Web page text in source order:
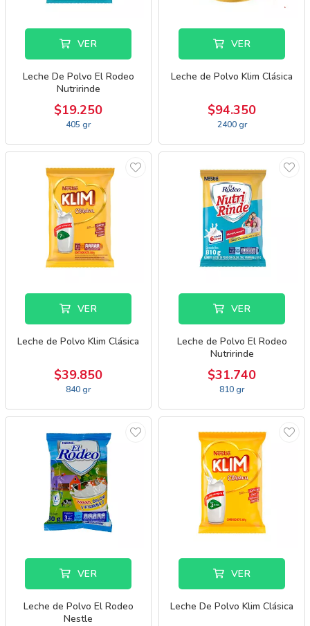
VER
Leche De Polvo El Rodeo
Nutririnde
$19.250
405 gr
VER
Leche de Polvo Klim Clásica
$94.350
2400 gr
VER
Leche de Polvo Klim Clásica
$39.850
840 gr
VER
Leche de Polvo El Rodeo
Nutririnde
$31.740
810 gr
VER
Leche de Polvo El Rodeo
Nestle
VER
Leche De Polvo Klim Clásica